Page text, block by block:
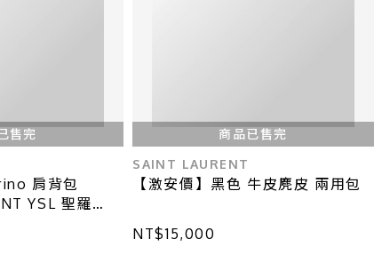
售完
肩背包
YSL 聖羅
商品已售完
SAINT LAURENT
【激安價】黑色 牛皮麂皮 兩用包
NT$15,000